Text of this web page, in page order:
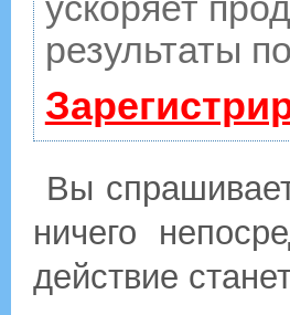
ускоряет
результаты
Вы
ничего
действие